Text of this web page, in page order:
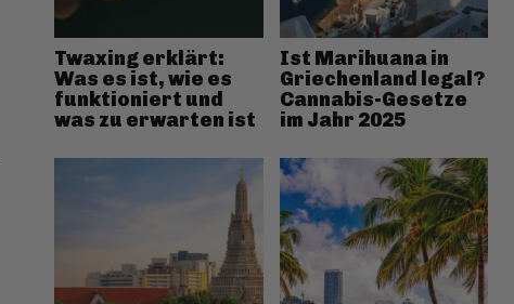
Twaxing erklärt:
Was es ist, wie es
funktioniert und
was zu erwarten ist
Ist Marihuana in
Griechenland legal?
Cannabis-Gesetze
im Jahr 2025